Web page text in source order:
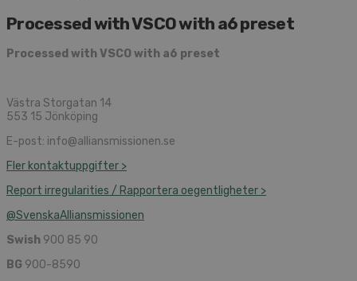
Processed with VSCO with a6 preset
Processed with VSCO with a6 preset
Västra Storgatan 14
553 15 Jönköping
E-post: info@alliansmissionen.se
Fler kontaktuppgifter >
Report irregularities / Rapportera oegentligheter >
@SvenskaAlliansmissionen
Swish 900 85 90
BG 900-8590